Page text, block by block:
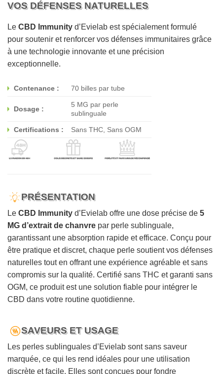
VOS DÉFENSES NATURELLES
Le CBD Immunity d’Evielab est spécialement formulé
pour soutenir et renforcer vos défenses immunitaires grâce
à une technologie innovante et une précision
exceptionnelle.
Contenance : 70 billes par tube
Dosage :
5 MG par perle
sublinguale
Certifications : Sans THC, Sans OGM
PRÉSENTATION
Le CBD Immunity d’Evielab offre une dose précise de 5
MG d’extrait de chanvre par perle sublinguale,
garantissant une absorption rapide et efficace. Conçu pour
être pratique et discret, chaque perle soutient vos défenses
naturelles tout en offrant une expérience agréable et sans
compromis sur la qualité. Certifié sans THC et garanti sans
OGM, ce produit est une solution fiable pour intégrer le
CBD dans votre routine quotidienne.
SAVEURS ET USAGE
Les perles sublinguales d’Evielab sont sans saveur
marquée, ce qui les rend idéales pour une utilisation
discrète et facile. Elles sont conçues pour fondre